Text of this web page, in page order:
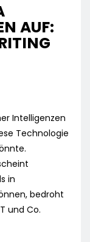
AUF:
Intelligenzen
Technologie
in
bedroht
und Co.